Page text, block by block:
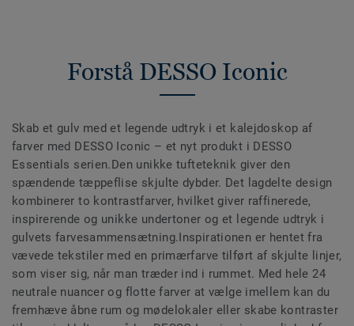
Forstå DESSO Iconic
Skab et gulv med et legende udtryk i et kalejdoskop af
farver med DESSO Iconic – et nyt produkt i DESSO
Essentials serien.Den unikke tufteteknik giver den
spændende tæppeflise skjulte dybder. Det lagdelte design
kombinerer to kontrastfarver, hvilket giver raffinerede,
inspirerende og unikke undertoner og et legende udtryk i
gulvets farvesammensætning.Inspirationen er hentet fra
vævede tekstiler med en primærfarve tilført af skjulte linjer,
som viser sig, når man træder ind i rummet. Med hele 24
neutrale nuancer og flotte farver at vælge imellem kan du
fremhæve åbne rum og mødelokaler eller skabe kontraster